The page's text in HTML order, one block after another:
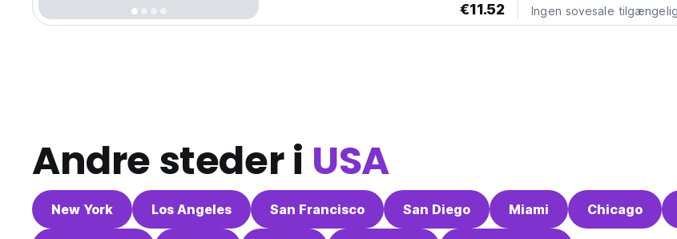
€11.52 Ingen sovesale
Andre steder i USA
New York Los Angeles San Francisco San Diego Miami Chicago